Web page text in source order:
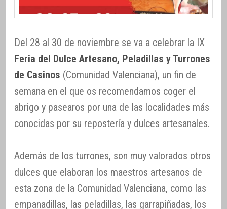
Del 28 al 30 de noviembre se va a celebrar la IX
Feria del Dulce Artesano, Peladillas y Turrones
de Casinos (Comunidad Valenciana), un fin de
semana en el que os recomendamos coger el
abrigo y pasearos por una de las localidades más
conocidas por su repostería y dulces artesanales.
Además de los turrones, son muy valorados otros
dulces que elaboran los maestros artesanos de
esta zona de la Comunidad Valenciana, como las
empanadillas, las peladillas, las garrapiñadas, los